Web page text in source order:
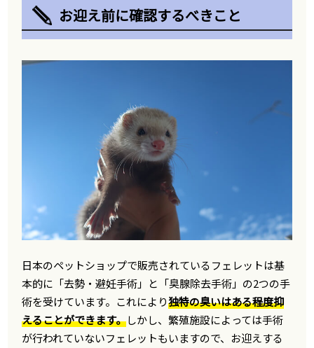
お迎え前に確認するべきこと
日本のペットショップで販売されているフェレットは基
本的に「去勢・避妊手術」と「臭腺除去手術」の2つの手
術を受けています。これにより独特の臭いはある程度抑
えることができます。しかし、繁殖施設によっては手術
が行われていないフェレットもいますので、お迎えする